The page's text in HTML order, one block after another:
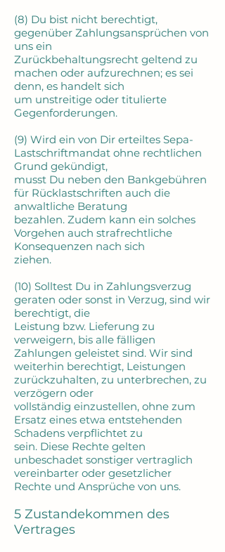
(8) Du bist nicht berechtigt,
gegenüber Zahlungsansprüchen von
uns ein
Zurückbehaltungsrecht geltend zu
machen oder aufzurechnen; es sei
denn, es handelt sich
um unstreitige oder titulierte
Gegenforderungen.
(9) Wird ein von Dir erteiltes Sepa-
Lastschriftmandat ohne rechtlichen
Grund gekündigt,
musst Du neben den Bankgebühren
für Rücklastschriften auch die
anwaltliche Beratung
bezahlen. Zudem kann ein solches
Vorgehen auch strafrechtliche
Konsequenzen nach sich
ziehen.
(10) Solltest Du in Zahlungsverzug
geraten oder sonst in Verzug, sind wir
berechtigt, die
Leistung bzw. Lieferung zu
verweigern, bis alle fälligen
Zahlungen geleistet sind. Wir sind
weiterhin berechtigt, Leistungen
zurückzuhalten, zu unterbrechen, zu
verzögern oder
vollständig einzustellen, ohne zum
Ersatz eines etwa entstehenden
Schadens verpflichtet zu
sein. Diese Rechte gelten
unbeschadet sonstiger vertraglich
vereinbarter oder gesetzlicher
Rechte und Ansprüche von uns.
5 Zustandekommen des
Vertrages